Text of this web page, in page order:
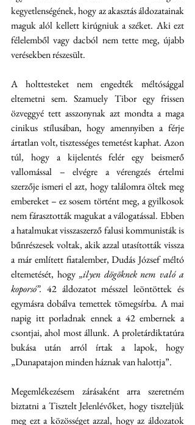
kegyetlenségének, hogy az akasztás áldozatainak
maguk alól kellett kirúgniuk a széket. Aki ezt
félelemből vagy dacból nem tette meg, újabb
verésekben részesült.
A holttesteket nem engedték méltósággal
eltemetni sem. Szamuely Tibor egy frissen
özveggyé tett asszonynak azt mondta a maga
cinikus stílusában, hogy amennyiben a férje
ártatlan volt, tisztességes temetést kaphat. Azon
túl, hogy a kijelentés felér egy beismerő
vallomással – elvégre a vérengzés értelmi
szerzője ismeri el azt, hogy találomra öltek meg
embereket – ez sosem történt meg, a gyilkosok
nem fárasztották magukat a válogatással. Ebben
a hatalmukat visszaszerző falusi kommunisták is
bűnrészesek voltak, akik azzal utasították vissza
a már említett fiatalember, Dudás József méltó
eltemetését, hogy „ilyen dögöknek nem való a
koporsó”. 42 áldozatot mésszel leöntöttek és
egymásra dobálva temettek tömegsírba. A mai
napig itt porladnak ennek a 42 embernek a
csontjai, ahol most állunk. A proletárdiktatúra
bukása után arról írtak a lapok, hogy
„Dunapatajon minden háznak van halottja”.
Megemlékezésem zárásaként arra szeretném
biztatni a Tisztelt Jelenlévőket, hogy tiszteljük
meg ezt a közösséget azzal, hogy az áldozatok